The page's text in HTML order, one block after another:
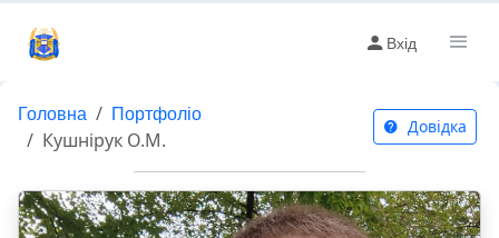
Вхід
Головна Портфоліо
Кушнірук О.М.
Довідка